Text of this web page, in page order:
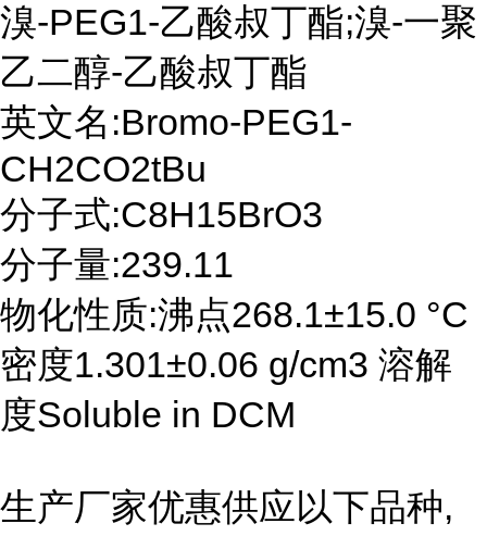
溴-PEG1-乙酸叔丁酯;溴-一聚
乙二醇-乙酸叔丁酯
英文名:Bromo-PEG1-
CH2CO2tBu
分子式:C8H15BrO3
分子量:239.11
物化性质:沸点268.1±15.0 °C
密度1.301±0.06 g/cm3 溶解
度Soluble in DCM
生产厂家优惠供应以下品种,